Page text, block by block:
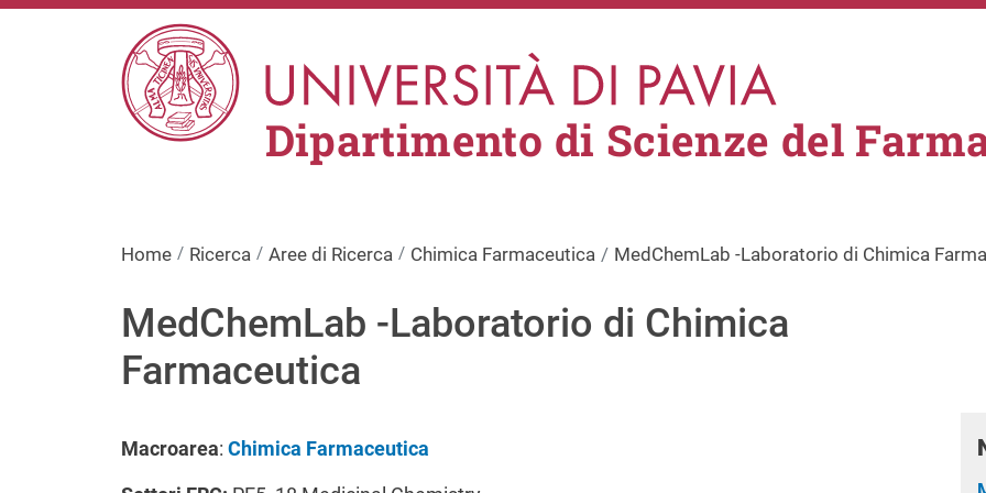
Salta al contenuto principale
Dipartimento di Scienze del
Home Ricerca Aree di Ricerca Chimica Farmaceutica MedChemLab -Laboratorio di Chimica
MedChemLab -Laboratorio di Chimica
Farmaceutica
Macroarea: Chimica Farmaceutica